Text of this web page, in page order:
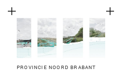
PROVINCIE NOORD BRABANT